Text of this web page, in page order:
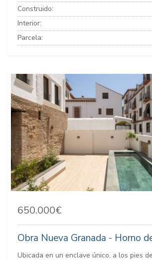
Construido:
Interior:
Parcela:
650.000€
Obra Nueva Granada - Horno
Ubicada en un enclave único, a los pies